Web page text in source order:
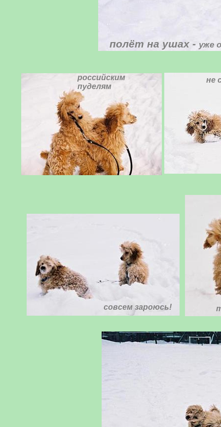
полёт на ушах - уже
не
российским
пуделям
совсем зароюсь!